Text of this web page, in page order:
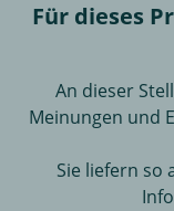
Für dieses
An dieser
Meinungen und
Sie liefern so